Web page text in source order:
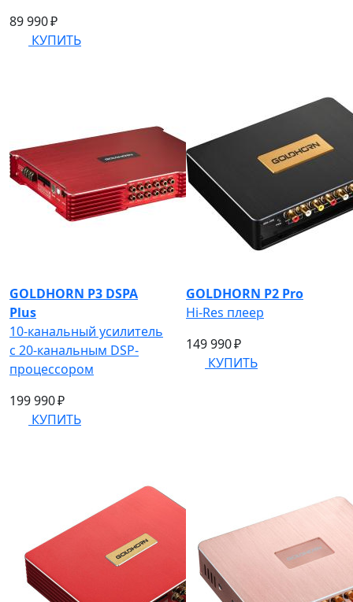
89 990 ₽
КУПИТЬ
GOLDHORN P3 DSPA
Plus
10-канальный усилитель
с 20-канальным DSP-
процессором
199 990 ₽
КУПИТЬ
GOLDHORN P2 Pro
Hi-Res плеер
149 990 ₽
КУПИТЬ